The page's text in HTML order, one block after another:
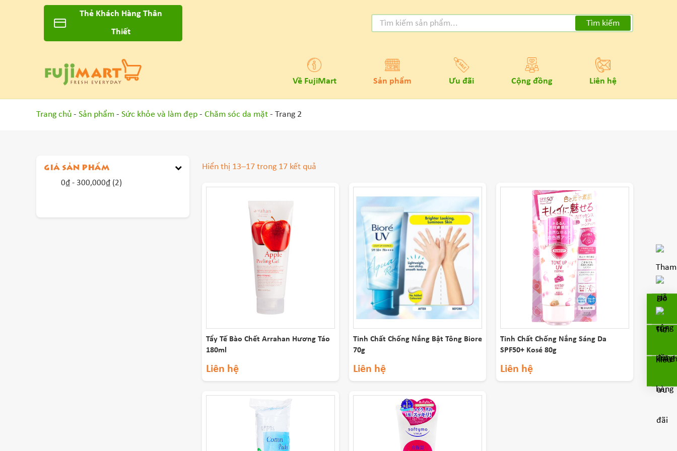
Thẻ Khách Hàng Thân
Thiết
Tìm kiếm
Về FujiMart Sản phẩm Ưu đãi Cộng đồng Liên hệ
Trang chủ - Sản phẩm - Sức khỏe và làm đẹp - Chăm sóc da mặt - Trang 2
GIÁ SẢN PHẨM
0₫ - 300,000₫ (2)
GIÁ SẢN PHẨM
300,000
Hiển thị 13–17 trong 17 kết quả
Tẩy Tế Bào Chết Arrahan Hương Táo
180ml
Liên hệ
Tinh Chất Chống Nắng Bật Tông Biore
70g
Liên hệ
Tinh Chất Chống Nắng Sáng Da
SPF50+ Kosé 80g
Liên hệ